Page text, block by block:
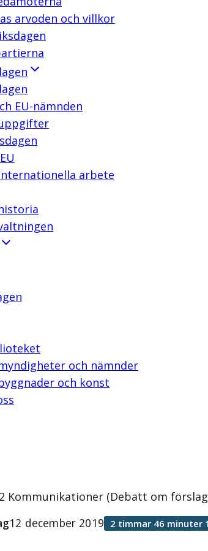
arvoden och villkor
EU-nämnden
arbete
och nämnder
och konst
Kommunikationer (Debatt om förslag
12 december 2019 2 timmar 46 minuter